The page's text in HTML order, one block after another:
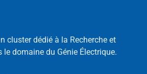
cluster dédié à la Recherche et
le domaine du Génie Électrique.